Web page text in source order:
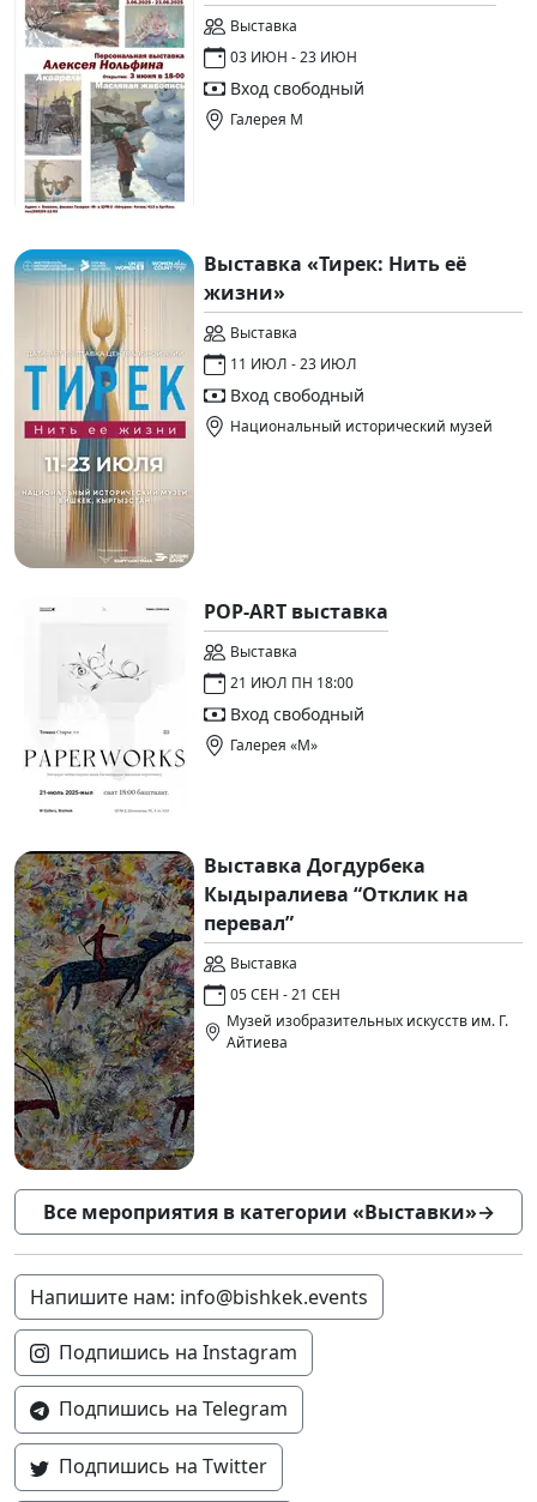
Выставка
03 ИЮН - 23 ИЮН
Вход свободный
Галерея М
Выставка «Тирек: Нить её
жизни»
Выставка
11 ИЮЛ - 23 ИЮЛ
Вход свободный
Национальный исторический музей
POP-ART выставка
Выставка
21 ИЮЛ ПН 18:00
Вход свободный
Галерея «М»
Выставка Догдурбека
Кыдыралиева “Отклик на
перевал”
Выставка
05 СЕН - 21 СЕН
Музей изобразительных искусств им. Г.
Айтиева
Все мероприятия в категории «Выставки»→
Напишите нам: info@bishkek.events
Подпишись на Instagram
Подпишись на Telegram
Подпишись на Twitter